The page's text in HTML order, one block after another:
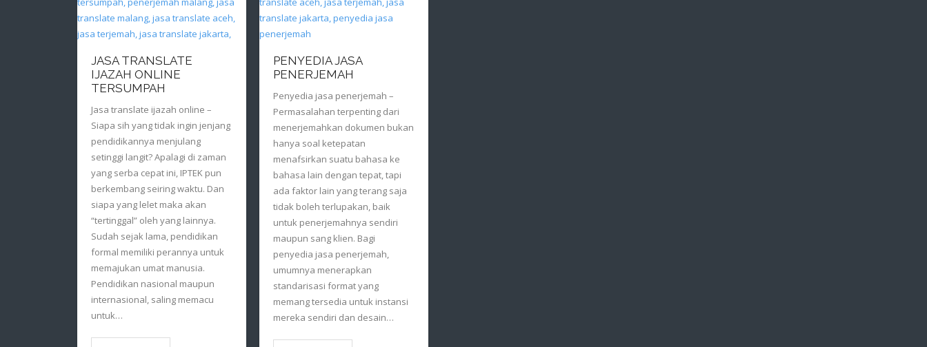
JASA TRANSLATE
IJAZAH ONLINE
TERSUMPAH
Jasa translate ijazah online –
Siapa sih yang tidak ingin jenjang
pendidikannya menjulang
setinggi langit? Apalagi di zaman
yang serba cepat ini, IPTEK pun
berkembang seiring waktu. Dan
siapa yang lelet maka akan
“tertinggal” oleh yang lainnya.
Sudah sejak lama, pendidikan
formal memiliki perannya untuk
memajukan umat manusia.
Pendidikan nasional maupun
internasional, saling memacu
untuk…
PENYEDIA JASA
PENERJEMAH
Penyedia jasa penerjemah –
Permasalahan terpenting dari
menerjemahkan dokumen bukan
hanya soal ketepatan
menafsirkan suatu bahasa ke
bahasa lain dengan tepat, tapi
ada faktor lain yang terang saja
tidak boleh terlupakan, baik
untuk penerjemahnya sendiri
maupun sang klien. Bagi
penyedia jasa penerjemah,
umumnya menerapkan
standarisasi format yang
memang tersedia untuk instansi
mereka sendiri dan desain…